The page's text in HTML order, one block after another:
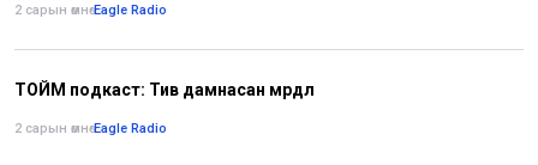
2 сарын өмнө•Eagle Radio
ТОЙМ подкаст: Тив дамнасан мөрөөдөл
2 сарын өмнө•Eagle Radio